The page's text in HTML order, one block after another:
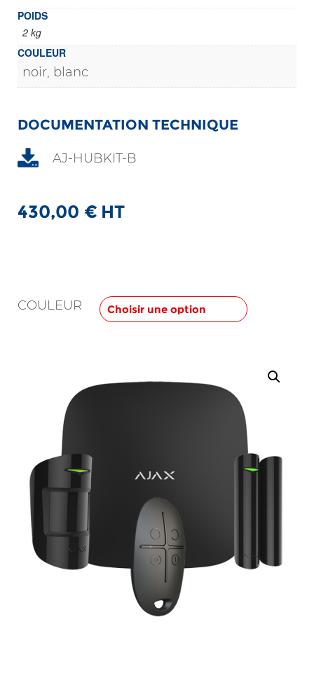
430,00 € HT
COULEUR
POIDS
2 kg
COULEUR
noir, blanc
DOCUMENTATION TECHNIQUE
AJ-HUBKIT-B